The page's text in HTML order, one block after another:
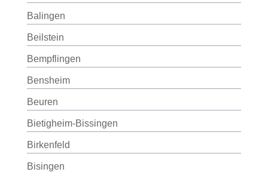
Balingen
Beilstein
Bempflingen
Bensheim
Beuren
Bietigheim-Bissingen
Birkenfeld
Bisingen